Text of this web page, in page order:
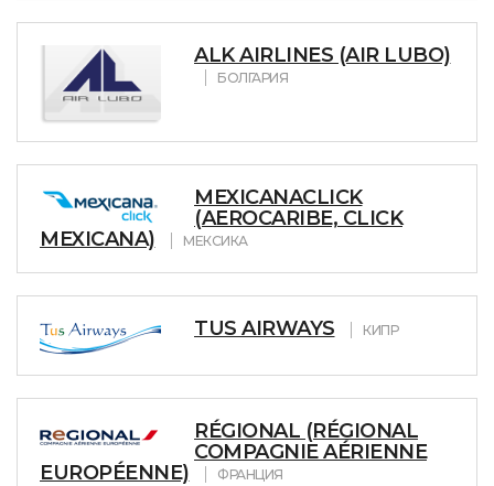
ALK AIRLINES (AIR LUBO)
БОЛГАРИЯ
MEXICANACLICK
(AEROCARIBE, CLICK
MEXICANA)
МЕКСИКА
TUS AIRWAYS КИПР
RÉGIONAL (RÉGIONAL
COMPAGNIE AÉRIENNE
EUROPÉENNE)
ФРАНЦИЯ